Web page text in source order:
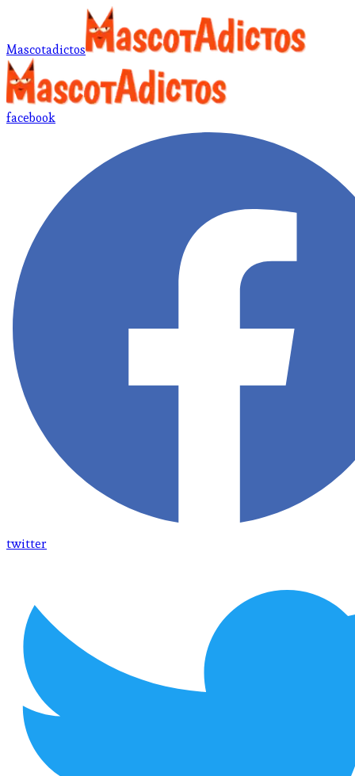
Mascotadictos
facebook
twitter